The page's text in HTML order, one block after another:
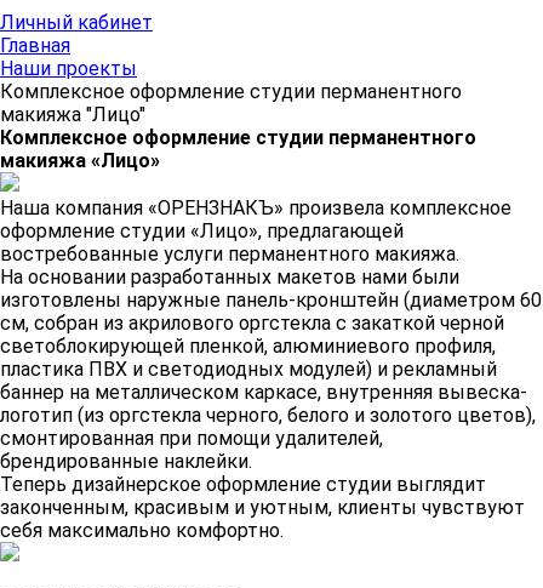
Личный кабинет
Главная
Наши проекты
Комплексное оформление студии перманентного
макияжа "Лицо"
Комплексное оформление студии перманентного
макияжа «Лицо»
Наша компания «ОРЕНЗНАКЪ» произвела комплексное
оформление студии «Лицо», предлагающей
востребованные услуги перманентного макияжа.
На основании разработанных макетов нами были
изготовлены наружные панель-кронштейн (диаметром 60
см, собран из акрилового оргстекла с закаткой черной
светоблокирующей пленкой, алюминиевого профиля,
пластика ПВХ и светодиодных модулей) и рекламный
баннер на металлическом каркасе, внутренняя вывеска-
логотип (из оргстекла черного, белого и золотого цветов),
смонтированная при помощи удалителей,
брендированные наклейки.
Теперь дизайнерское оформление студии выглядит
законченным, красивым и уютным, клиенты чувствуют
себя максимально комфортно.